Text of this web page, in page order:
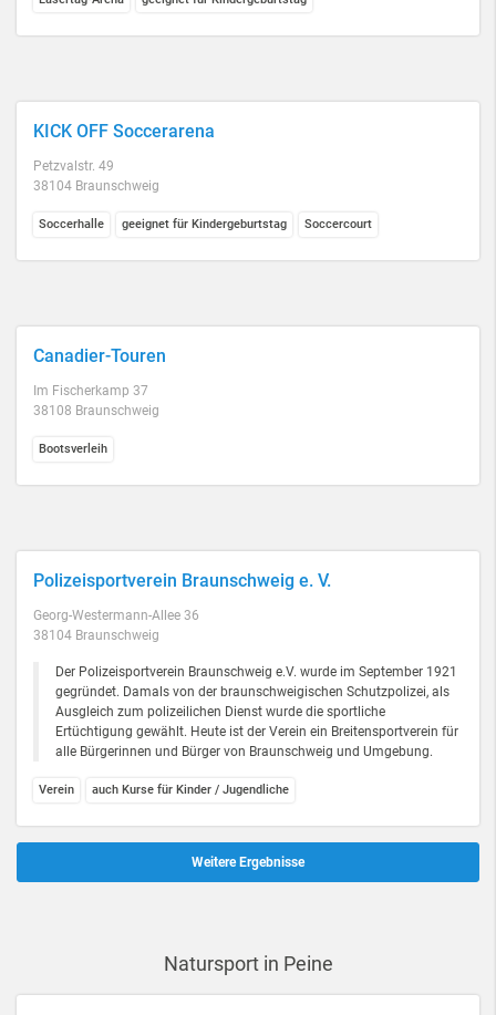
KICK OFF Soccerarena
Petzvalstr. 49
38104 Braunschweig
Soccerhalle geeignet für Kindergeburtstag Soccercourt
Canadier-Touren
Im Fischerkamp 37
38108 Braunschweig
Bootsverleih
Polizeisportverein Braunschweig e. V.
Georg-Westermann-Allee 36
38104 Braunschweig
Der Polizeisportverein Braunschweig e.V. wurde im September 1921
gegründet. Damals von der braunschweigischen Schutzpolizei, als
Ausgleich zum polizeilichen Dienst wurde die sportliche
Ertüchtigung gewählt. Heute ist der Verein ein Breitensportverein für
alle Bürgerinnen und Bürger von Braunschweig und Umgebung.
Verein auch Kurse für Kinder / Jugendliche
Weitere Ergebnisse
Natursport in Peine